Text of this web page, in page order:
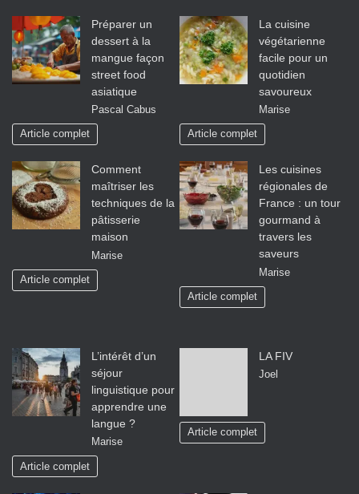
Préparer un
dessert à la
mangue façon
street food
asiatique
Pascal Cabus
Article complet
La cuisine
végétarienne
facile pour un
quotidien
savoureux
Marise
Article complet
Comment
maîtriser les
techniques de la
pâtisserie
maison
Marise
Article complet
Les cuisines
régionales de
France : un tour
gourmand à
travers les
saveurs
Marise
Article complet
L’intérêt d’un
séjour
linguistique pour
apprendre une
langue ?
Marise
Article complet
LA FIV
Joel
Article complet